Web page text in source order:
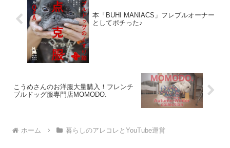
本「BUHI MANIACS」フレブルオーナー
としてポチった♪
こうめさんのお洋服大量購入！フレンチ
ブルドッグ服専門店MOMODO.
ホーム 暮らしのアレコレとYouTube運営